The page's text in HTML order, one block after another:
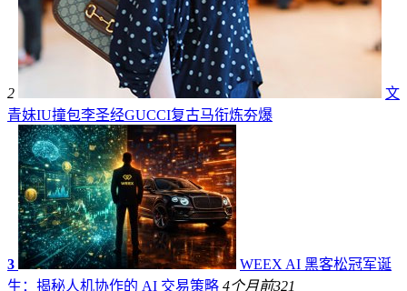
2
文
青妹IU撞包李圣经GUCCI复古马衔炼夯爆
3
WEEX AI 黑客松冠军诞
生：揭秘人机协作的 AI 交易策略 4个月前321